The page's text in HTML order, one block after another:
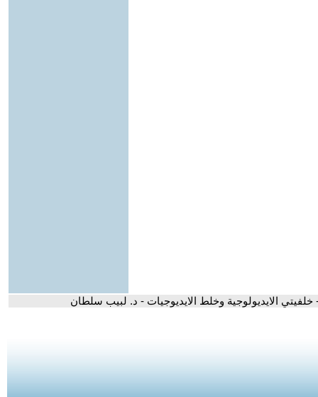
خلفيتي الايديولوجية وخلط الايديوجيات - د. لبيب سلطان